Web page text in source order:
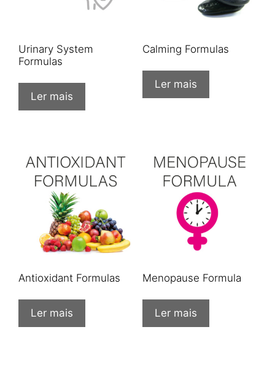
Urinary System
Formulas
Ler mais
Calming Formulas
Ler mais
Antioxidant Formulas
Ler mais
Menopause Formula
Ler mais